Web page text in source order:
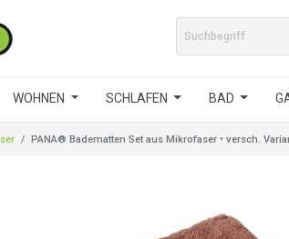
WOHNEN SCHLAFEN BAD
PANA® Badematten Set aus Mikrofaser • versch.